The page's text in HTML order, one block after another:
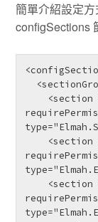
簡單介紹設定
configSections